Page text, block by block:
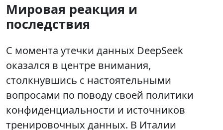
Мировая реакция и
последствия
С момента утечки данных DeepSeek
оказался в центре внимания,
столкнувшись с настоятельными
вопросами по поводу своей политики
конфиденциальности и источников
тренировочных данных. В Италии